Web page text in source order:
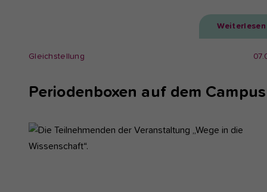
Weiterlesen
Gleichstellung
Periodenboxen auf dem Campus